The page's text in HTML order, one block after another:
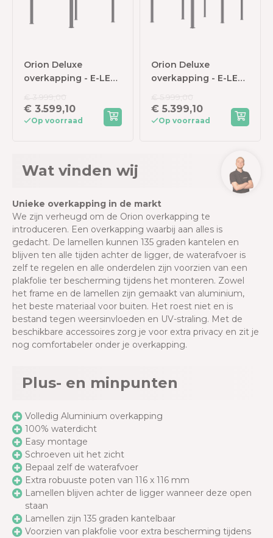
Orion Deluxe
overkapping - E-LED
Antraciet - met
elektrisch
€ 3.599,10
Op voorraad
Orion Deluxe
overkapping - E-LED
Antraciet - met
elektrisch
€ 5.399,10
Op voorraad
Wat vinden wij
Unieke overkapping in de markt
We zijn verheugd om de Orion overkapping te
introduceren. Een overkapping waarbij aan alles is
gedacht. De lamellen kunnen 135 graden kantelen en
blijven ten alle tijden achter de ligger, de waterafvoer is
zelf te regelen en alle onderdelen zijn voorzien van een
plakfolie ter bescherming tijdens het monteren. Zowel
het frame en de lamellen zijn gemaakt van aluminium,
het beste materiaal voor buiten. Het roest niet en is
bestand tegen weersinvloeden en UV-straling. Met de
beschikbare accessoires zorg je voor extra privacy en zit je
nog comfortabeler onder je overkapping.
Plus- en minpunten
Volledig Aluminium overkapping
100% waterdicht
Easy montage
Schroeven uit het zicht
Bepaal zelf de waterafvoer
Extra robuuste poten van 116 x 116 mm
Lamellen blijven achter de ligger wanneer deze open
staan
Lamellen zijn 135 graden kantelbaar
Voorzien van plakfolie voor extra bescherming tijdens